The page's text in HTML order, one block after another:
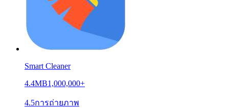
Smart Cleaner
4.4MB1,000,000+
4.5การถ่ายภาพ